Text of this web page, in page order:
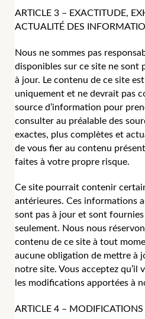
ARTICLE 3 – EXACTITUDE,
ACTUALITÉ DES
Nous ne sommes pas
disponibles sur ce site ne sont
à jour. Le contenu de ce site
uniquement et ne devrait pas
source d’information pour
consulter au préalable des
exactes, plus complètes et
de vous fier au contenu
faites à votre propre risque.
Ce site pourrait contenir
antérieures. Ces informations
sont pas à jour et sont
seulement. Nous nous
contenu de ce site à tout
aucune obligation de mettre à
notre site. Vous acceptez qu’il
les modifications apportées à
ARTICLE 4 – MODIFICATIONS